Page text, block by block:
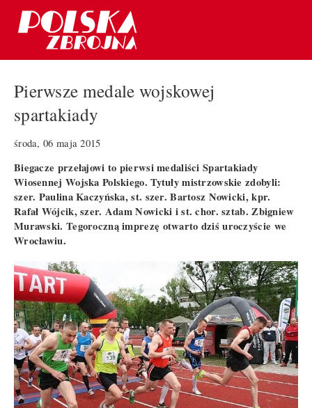
Pierwsze medale wojskowej
spartakiady
środa, 06 maja 2015
Biegacze przełajowi to pierwsi medaliści Spartakiady
Wiosennej Wojska Polskiego. Tytuły mistrzowskie zdobyli:
szer. Paulina Kaczyńska, st. szer. Bartosz Nowicki, kpr.
Rafał Wójcik, szer. Adam Nowicki i st. chor. sztab. Zbigniew
Murawski. Tegoroczną imprezę otwarto dziś uroczyście we
Wrocławiu.